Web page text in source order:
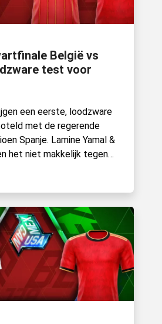
België vs
test voor
een eerste, loodzware
met de regerende
Spanje. Lamine Yamal &
het niet makkelijk tegen